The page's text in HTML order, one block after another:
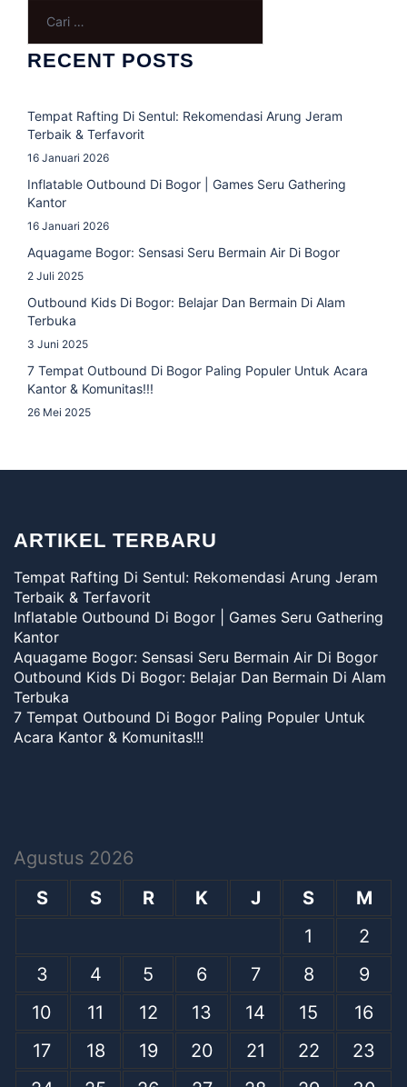
RECENT POSTS
Tempat Rafting Di Sentul: Rekomendasi Arung Jeram
Terbaik & Terfavorit
16 Januari 2026
Inflatable Outbound Di Bogor | Games Seru Gathering
Kantor
16 Januari 2026
Aquagame Bogor: Sensasi Seru Bermain Air Di Bogor
2 Juli 2025
Outbound Kids Di Bogor: Belajar Dan Bermain Di Alam
Terbuka
3 Juni 2025
7 Tempat Outbound Di Bogor Paling Populer Untuk Acara
Kantor & Komunitas!!!
26 Mei 2025
ARTIKEL TERBARU
Tempat Rafting Di Sentul: Rekomendasi Arung Jeram
Terbaik & Terfavorit
Inflatable Outbound Di Bogor | Games Seru Gathering
Kantor
Aquagame Bogor: Sensasi Seru Bermain Air Di Bogor
Outbound Kids Di Bogor: Belajar Dan Bermain Di Alam
Terbuka
7 Tempat Outbound Di Bogor Paling Populer Untuk
Acara Kantor & Komunitas!!!
Agustus 2026
S
S R K J S
M
1
2
3
4 5 6 7 8
9
10
11 12 13 14 15
16
17
18 19 20 21 22
23